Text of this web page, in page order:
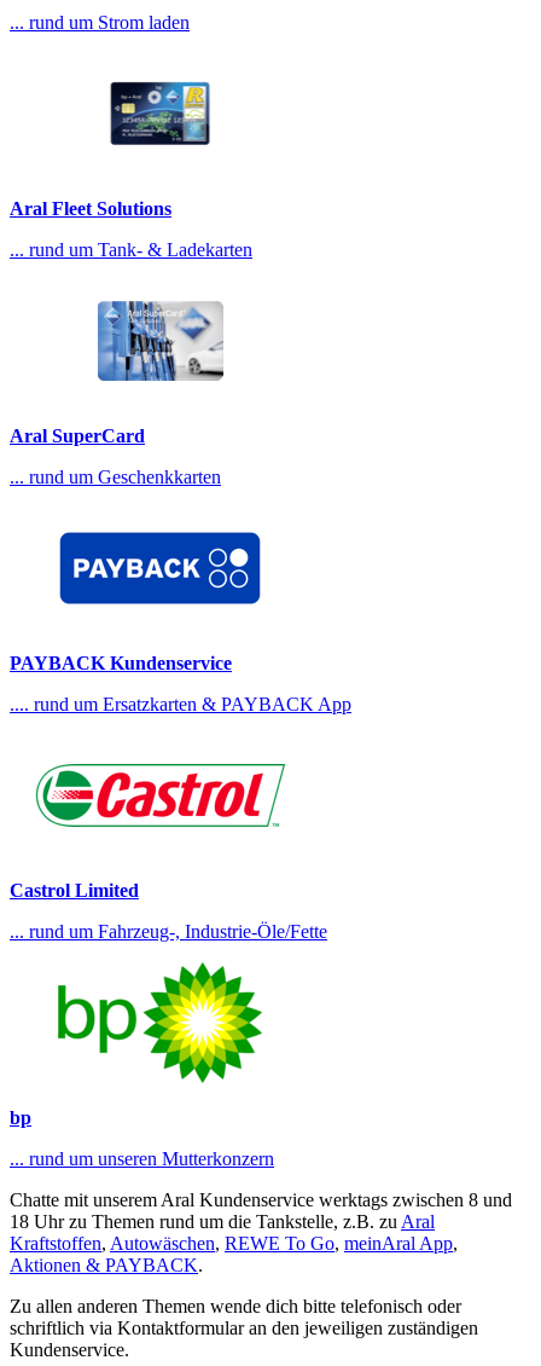
... rund um Strom laden
Aral Fleet Solutions
... rund um Tank- & Ladekarten
Aral SuperCard
... rund um Geschenkkarten
PAYBACK Kundenservice
.... rund um Ersatzkarten & PAYBACK App
Castrol Limited
... rund um Fahrzeug-, Industrie-Öle/Fette
bp
... rund um unseren Mutterkonzern
Chatte mit unserem Aral Kundenservice werktags zwischen 8 und
18 Uhr zu Themen rund um die Tankstelle, z.B. zu Aral
Kraftstoffen, Autowäschen, REWE To Go, meinAral App,
Aktionen & PAYBACK.
Zu allen anderen Themen wende dich bitte telefonisch oder
schriftlich via Kontaktformular an den jeweiligen zuständigen
Kundenservice.